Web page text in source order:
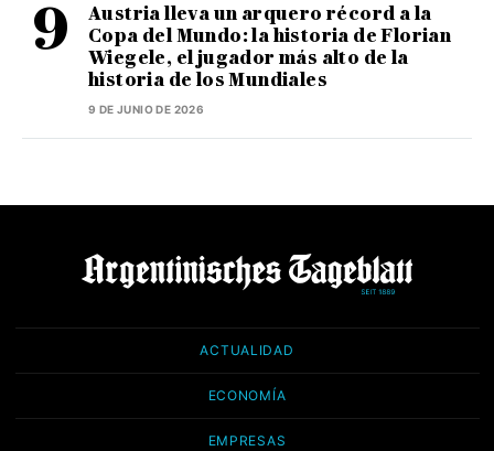
Austria lleva un arquero récord a la
Copa del Mundo: la historia de Florian
Wiegele, el jugador más alto de la
historia de los Mundiales
9 DE JUNIO DE 2026
ACTUALIDAD
ECONOMÍA
EMPRESAS